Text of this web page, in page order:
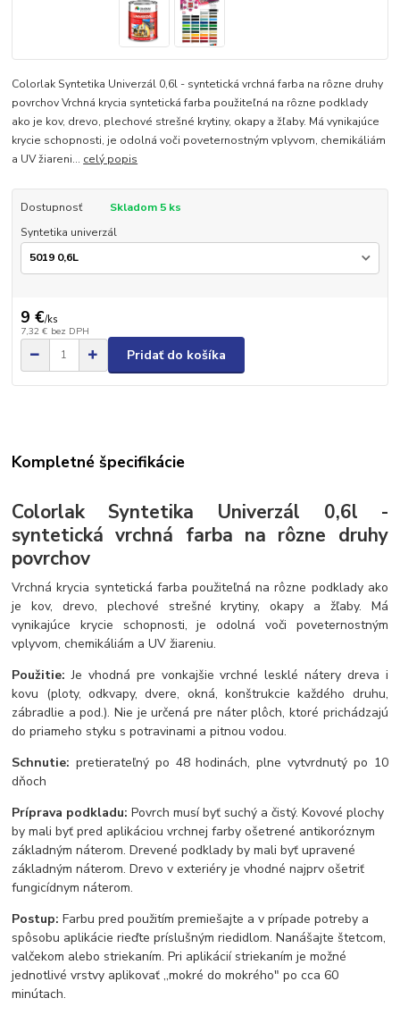
Colorlak Syntetika Univerzál 0,6l - syntetická vrchná farba na rôzne druhy
povrchov Vrchná krycia syntetická farba použiteľná na rôzne podklady
ako je kov, drevo, plechové strešné krytiny, okapy a žľaby. Má vynikajúce
krycie schopnosti, je odolná voči poveternostným vplyvom, chemikáliám
a UV žiareni... celý popis
Dostupnosť
Skladom 5 ks
Syntetika univerzál
9 €/ks
7,32 € bez DPH
Pridať do košíka
Kompletné špecifikácie
Colorlak Syntetika Univerzál 0,6l -
syntetická vrchná farba na rôzne druhy
povrchov
Vrchná krycia syntetická farba použiteľná na rôzne podklady ako
je kov, drevo, plechové strešné krytiny, okapy a žľaby. Má
vynikajúce krycie schopnosti, je odolná voči poveternostným
vplyvom, chemikáliám a UV žiareniu.
Použitie:Je vhodná pre vonkajšie vrchné lesklé nátery dreva i
kovu (ploty, odkvapy, dvere, okná, konštrukcie každého druhu,
zábradlie a pod.). Nie je určená pre náter plôch, ktoré prichádzajú
do priameho styku s potravinami a pitnou vodou.
Schnutie: pretierateľný po 48 hodinách, plne vytvrdnutý po 10
dňoch
Príprava podkladu:Povrch musí byť suchý a čistý. Kovové plochy
by mali byť pred aplikáciou vrchnej farby ošetrené antikoróznym
základným náterom. Drevené podklady by mali byť upravené
základným náterom. Drevo v exteriéry je vhodné najprv ošetriť
fungicídnym náterom.
Postup:Farbu pred použitím premiešajte a v prípade potreby a
spôsobu aplikácie rieďte príslušným riedidlom. Nanášajte štetcom,
valčekom alebo striekaním. Pri aplikácií striekaním je možné
jednotlivé vrstvy aplikovať ,,mokré do mokrého" po cca 60
minútach.